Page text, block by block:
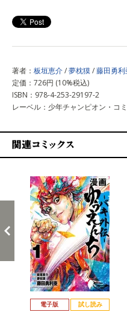
著者： 板垣恵介/夢枕獏/藤田勇利
定価：726円 (10%税込)
ISBN：978-4-253-29197-2
レーベル：少年チャンピオン・コ
電子版 試し読み